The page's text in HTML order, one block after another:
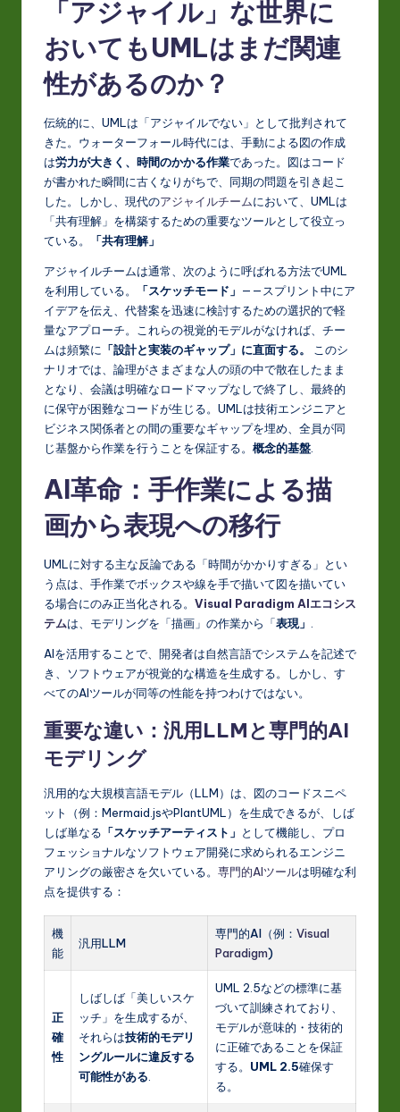
「アジャイル」な世界に
おいてもUMLはまだ関連
性があるのか？
伝統的に、UMLは「アジャイルでない」として批判されて
きた。ウォーターフォール時代には、手動による図の作成
は労力が大きく、時間のかかる作業であった。図はコード
が書かれた瞬間に古くなりがちで、同期の問題を引き起こ
した。しかし、現代のアジャイルチームにおいて、UMLは
「共有理解」を構築するための重要なツールとして役立っ
ている。
「共有理解」
アジャイルチームは通常、次のように呼ばれる方法でUML
を利用している。
「スケッチモード」 ——スプリント中にア
イデアを伝え、代替案を迅速に検討するための選択的で軽
量なアプローチ。これらの視覚的モデルがなければ、チー
ムは頻繁に 「設計と実装のギャップ」に直面する。
このシ
ナリオでは、論理がさまざまな人の頭の中で散在したまま
となり、会議は明確なロードマップなしで終了し、最終的
に保守が困難なコードが生じる。UMLは技術エンジニアと
ビジネス関係者との間の重要なギャップを埋め、全員が同
じ基盤から作業を行うことを保証する。 概念的基盤
AI革命：手作業による描
画から表現への移行
UMLに対する主な反論である「時間がかかりすぎる」とい
う点は、手作業でボックスや線を手で描いて図を描いてい
る場合にのみ正当化される。 Visual Paradigm AIエコシス
テムは、モデリングを「描画」の作業から「表現」
AIを活用することで、開発者は自然言語でシステムを記述で
き、ソフトウェアが視覚的な構造を生成する。しかし、す
べてのAIツールが同等の性能を持つわけではない。
重要な違い：汎用LLMと専門的AI
モデリング
汎用的な大規模言語モデル（LLM）は、図のコードスニペ
ット（例：Mermaid.jsやPlantUML）を生成できるが、しば
しば単なる 「スケッチアーティスト」 として機能し、プロ
フェッショナルなソフトウェア開発に求められるエンジニ
アリングの厳密さを欠いている。 専門的AIツールは明確な利
点を提供する：
機
能
汎用LLM
専門的AI（例： Visual
Paradigm)
正
確
性
しばしば「美しいスケ
ッチ」を生成するが、
それらは技術的モデリ
ングルールに違反する
可能性がある
UML 2.5などの標準に基
づいて訓練されており、
モデルが意味的・技術的
に正確であることを保証
する。 UML 2.5確保す
る。